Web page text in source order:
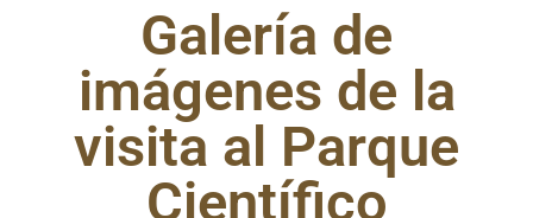
Galería de
imágenes de la
visita al Parque
Científico